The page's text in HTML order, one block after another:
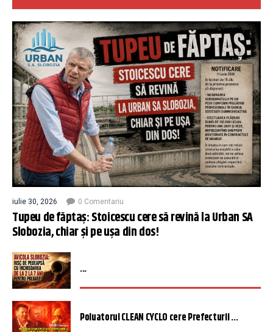
iulie 30, 2026 0 Comentariu
Tupeu de făptaș: Stoicescu cere să revină la Urban SA
Slobozia, chiar și pe ușa din dos!
...
Poluatorul CLEAN CYCLO cere Prefecturii ...